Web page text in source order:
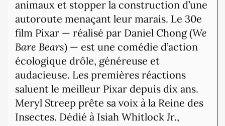
animaux et stopper la construction d’une
autoroute menaçant leur marais. Le 30e
film Pixar — réalisé par Daniel Chong (We
Bare Bears) — est une comédie d’action
écologique drôle, généreuse et
audacieuse. Les premières réactions
saluent le meilleur Pixar depuis dix ans.
Meryl Streep prête sa voix à la Reine des
Insectes. Dédié à Isiah Whitlock Jr.,